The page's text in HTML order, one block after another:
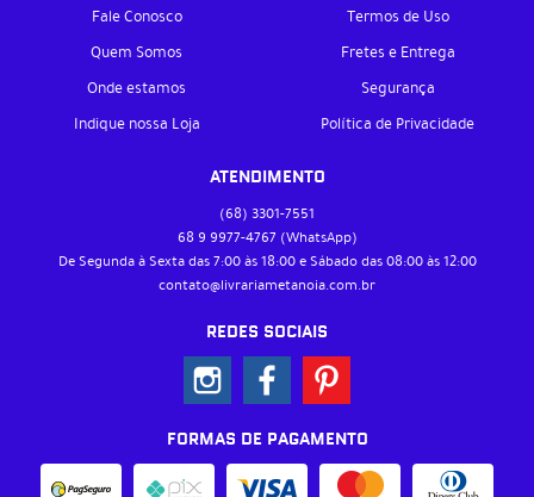
Fale Conosco
Quem Somos
Onde estamos
Indique nossa Loja
Termos de Uso
Fretes e Entrega
Segurança
Política de Privacidade
ATENDIMENTO
(68) 3301-7551
68 9 9977-4767 (WhatsApp)
De Segunda à Sexta das 7:00 às 18:00 e Sábado das 08:00 às 12:00
contato@livrariametanoia.com.br
REDES SOCIAIS
FORMAS DE PAGAMENTO